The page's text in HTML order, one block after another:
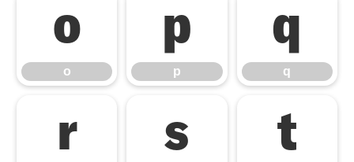
o
o
p
p
q
q
r s t